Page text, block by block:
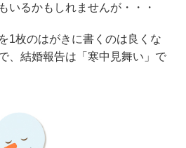
いるかもしれませんが・・・
1枚のはがきに書くのは良くな
、結婚報告は「寒中見舞い」で